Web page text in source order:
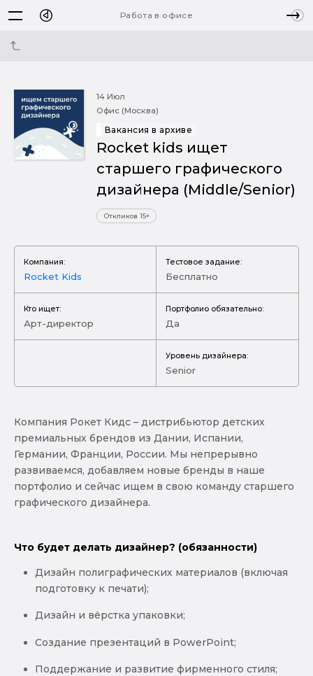
Работа в офисе
14 Июл
Офис (Москва)
Вакансия в архиве
Rocket kids ищет
cтаршего графического
дизайнера (Middle/Senior)
Откликов 15+
Компания:
Rocket Kids
Тестовое задание:
Бесплатно
Кто ищет:
Арт-директор
Портфолио обязательно:
Да
Уровень дизайнера:
Senior
Компания Рокет Кидс – дистрибьютор детских
премиальных брендов из Дании, Испании,
Германии, Франции, России. Мы непрерывно
развиваемся, добавляем новые бренды в наше
портфолио и сейчас ищем в свою команду старшего
графического дизайнера.
Что будет делать дизайнер? (обязанности)
Дизайн полиграфических материалов (включая
подготовку к печати);
Дизайн и вёрстка упаковки;
Создание презентаций в PowerPoint;
Поддержание и развитие фирменного стиля;